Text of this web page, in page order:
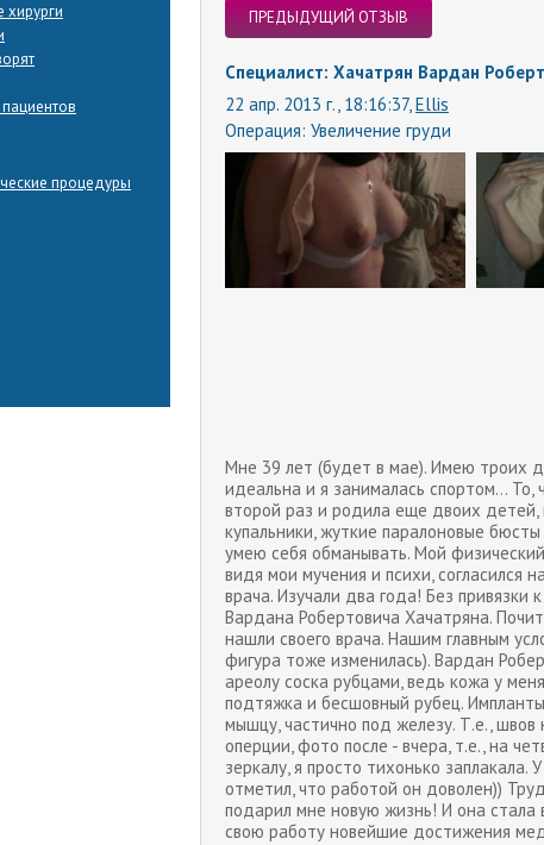
хирурги
процедуры
ПРЕДЫДУЩИЙ ОТЗЫВ
Специалист: Хачатрян Вардан
22 апр. 2013 г., 18:16:37, Ellis
Операция: Увеличение груди
Мне 39 лет (будет в мае). Имею троих
идеальна и я занималась спортом...
второй раз и родила еще двоих детей,
купальники, жуткие паралоновые
умею себя обманывать. Мой
видя мои мучения и психи, согласился
врача. Изучали два года! Без
Вардана Робертовича Хачатряна.
нашли своего врача. Нашим главным
фигура тоже изменилась). Вардан
ареолу соска рубцами, ведь кожа у
подтяжка и бесшовный рубец.
мышцу, частично под железу. Т.е.,
оперции, фото после - вчера, т.е., на
зеркалу, я просто тихонько
отметил, что работой он доволен))
подарил мне новую жизнь! И она стала
свою работу новейшие достижения